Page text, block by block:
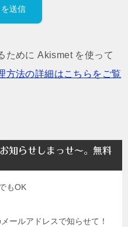
ために Akismet を使って
方法の詳細はこちらをご覧
知らせしまっせ～。無料
もOK
ールアドレスで知らせて！